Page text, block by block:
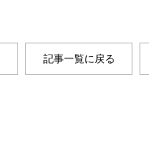
記事一覧に戻る